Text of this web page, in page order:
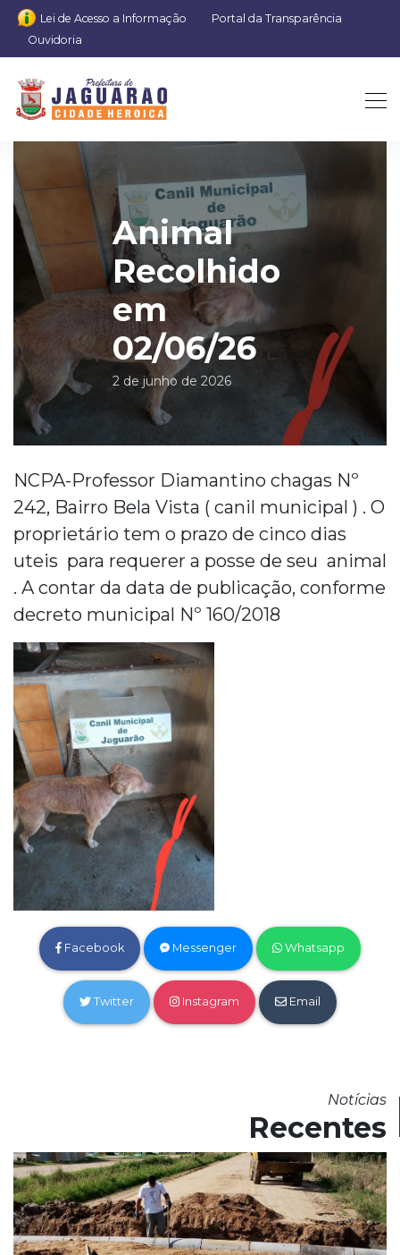
Lei de Acesso a Informação
Portal da Transparência
Ouvidoria
Animal
Recolhido
em
02/06/26
2 de junho de 2026
NCPA-Professor Diamantino chagas Nº
242, Bairro Bela Vista ( canil municipal ) . O
proprietário tem o prazo de cinco dias
uteis para requerer a posse de seu animal
. A contar da data de publicação, conforme
decreto municipal Nº 160/2018
Facebook Messenger Whatsapp
Twitter Instagram Email
Notícias
Recentes